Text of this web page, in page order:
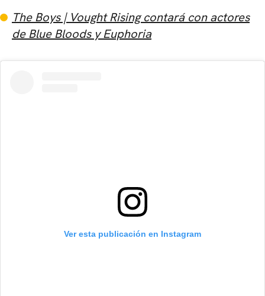
The Boys | Vought Rising contará con actores
de Blue Bloods y Euphoria
Ver esta publicación en Instagram